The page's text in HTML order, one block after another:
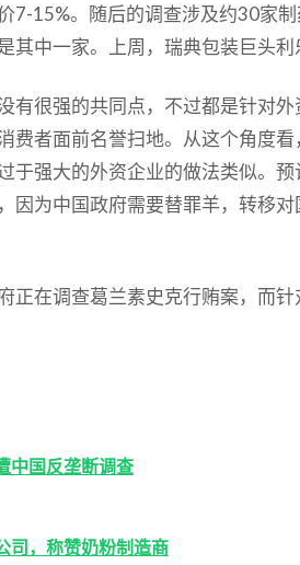
7-15%。随后的调查涉及约30家
其中一家。上周，瑞典包装巨头利
有很强的共同点，不过都是针对
费者面前名誉扫地。从这个角度
于强大的外资企业的做法类似。
因为中国政府需要替罪羊，转移
正在调查葛兰素史克行贿案，而
中国反垄断调查
司，称赞奶粉制造商